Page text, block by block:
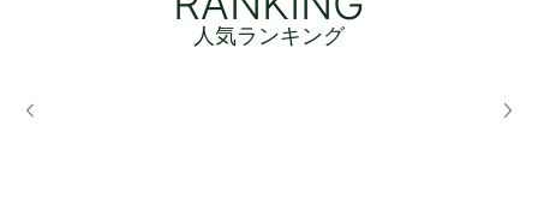
人気ランキング